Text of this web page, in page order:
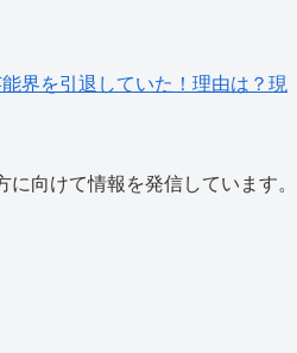
界を引退していた！理由は？現
向けて情報を発信しています。